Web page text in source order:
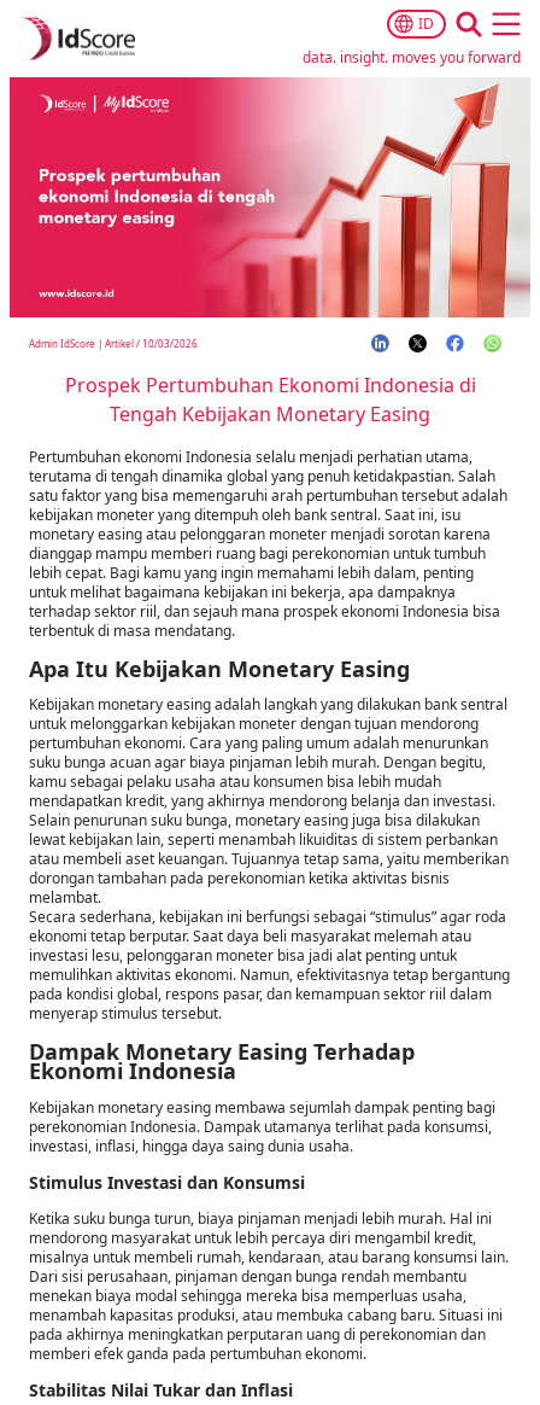
ID
data. insight. moves you forward
Admin IdScore | Artikel/ 10/03/2026
Prospek Pertumbuhan Ekonomi Indonesia di
Tengah Kebijakan Monetary Easing
Pertumbuhan ekonomi Indonesia selalu menjadi perhatian utama,
terutama di tengah dinamika global yang penuh ketidakpastian. Salah
satu faktor yang bisa memengaruhi arah pertumbuhan tersebut adalah
kebijakan moneter yang ditempuh oleh bank sentral. Saat ini, isu
monetary easing atau pelonggaran moneter menjadi sorotan karena
dianggap mampu memberi ruang bagi perekonomian untuk tumbuh
lebih cepat. Bagi kamu yang ingin memahami lebih dalam, penting
untuk melihat bagaimana kebijakan ini bekerja, apa dampaknya
terhadap sektor riil, dan sejauh mana prospek ekonomi Indonesia bisa
terbentuk di masa mendatang.
Apa Itu Kebijakan Monetary Easing
Kebijakan monetary easing adalah langkah yang dilakukan bank sentral
untuk melonggarkan kebijakan moneter dengan tujuan mendorong
pertumbuhan ekonomi. Cara yang paling umum adalah menurunkan
suku bunga acuan agar biaya pinjaman lebih murah. Dengan begitu,
kamu sebagai pelaku usaha atau konsumen bisa lebih mudah
mendapatkan kredit, yang akhirnya mendorong belanja dan investasi.
Selain penurunan suku bunga, monetary easing juga bisa dilakukan
lewat kebijakan lain, seperti menambah likuiditas di sistem perbankan
atau membeli aset keuangan. Tujuannya tetap sama, yaitu memberikan
dorongan tambahan pada perekonomian ketika aktivitas bisnis
melambat.
Secara sederhana, kebijakan ini berfungsi sebagai “stimulus” agar roda
ekonomi tetap berputar. Saat daya beli masyarakat melemah atau
investasi lesu, pelonggaran moneter bisa jadi alat penting untuk
memulihkan aktivitas ekonomi. Namun, efektivitasnya tetap bergantung
pada kondisi global, respons pasar, dan kemampuan sektor riil dalam
menyerap stimulus tersebut.
Dampak Monetary Easing Terhadap
Ekonomi Indonesia
Kebijakan monetary easing membawa sejumlah dampak penting bagi
perekonomian Indonesia. Dampak utamanya terlihat pada konsumsi,
investasi, inflasi, hingga daya saing dunia usaha.
Stimulus Investasi dan Konsumsi
Ketika suku bunga turun, biaya pinjaman menjadi lebih murah. Hal ini
mendorong masyarakat untuk lebih percaya diri mengambil kredit,
misalnya untuk membeli rumah, kendaraan, atau barang konsumsi lain.
Dari sisi perusahaan, pinjaman dengan bunga rendah membantu
menekan biaya modal sehingga mereka bisa memperluas usaha,
menambah kapasitas produksi, atau membuka cabang baru. Situasi ini
pada akhirnya meningkatkan perputaran uang di perekonomian dan
memberi efek ganda pada pertumbuhan ekonomi.
Stabilitas Nilai Tukar dan Inflasi